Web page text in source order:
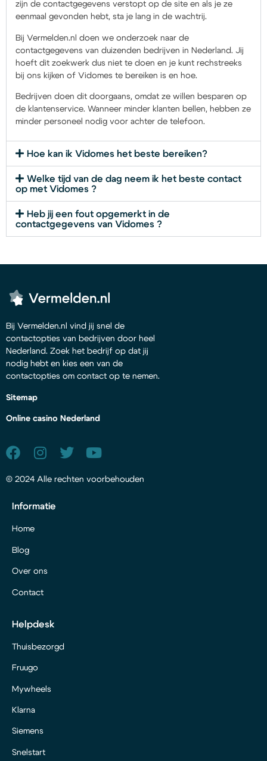
zijn de contactgegevens verstopt op de site en als je ze
eenmaal gevonden hebt, sta je lang in de wachtrij.
Bij Vermelden.nl doen we onderzoek naar de
contactgegevens van duizenden bedrijven in Nederland. Jij
hoeft dit zoekwerk dus niet te doen en je kunt rechstreeks
bij ons kijken of Vidomes te bereiken is en hoe.
Bedrijven doen dit doorgaans, omdat ze willen besparen op
de klantenservice. Wanneer minder klanten bellen, hebben ze
minder personeel nodig voor achter de telefoon.
Hoe kan ik Vidomes het beste bereiken?
Welke tijd van de dag neem ik het beste contact
op met Vidomes ?
Heb jij een fout opgemerkt in de
contactgegevens van Vidomes ?
Bij Vermelden.nl vind jij snel de
contactopties van bedrijven door heel
Nederland. Zoek het bedrijf op dat jij
nodig hebt en kies een van de
contactopties om contact op te nemen.
Sitemap
Online casino Nederland
© 2024 Alle rechten voorbehouden
Informatie
Home
Blog
Over ons
Contact
Helpdesk
Thuisbezorgd
Fruugo
Mywheels
Klarna
Siemens
Snelstart